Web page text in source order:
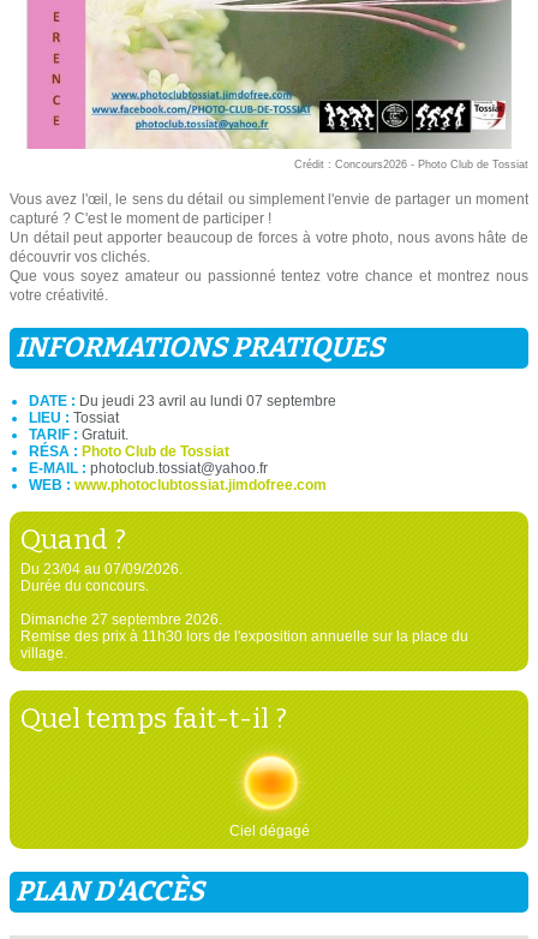
Crédit : Concours2026 - Photo Club de Tossiat
Vous avez l'œil, le sens du détail ou simplement l'envie de partager un moment
capturé ? C'est le moment de participer !
Un détail peut apporter beaucoup de forces à votre photo, nous avons hâte de
découvrir vos clichés.
Que vous soyez amateur ou passionné tentez votre chance et montrez nous
votre créativité.
INFORMATIONS PRATIQUES
DATE : Du jeudi 23 avril au lundi 07 septembre
LIEU : Tossiat
TARIF : Gratuit.
RÉSA : Photo Club de Tossiat
E-MAIL : photoclub.tossiat@yahoo.fr
WEB : www.photoclubtossiat.jimdofree.com
Quand ?
Du 23/04 au 07/09/2026.
Durée du concours.
Dimanche 27 septembre 2026.
Remise des prix à 11h30 lors de l'exposition annuelle sur la place du
village.
Quel temps fait-t-il ?
Ciel dégagé
PLAN D'ACCÈS